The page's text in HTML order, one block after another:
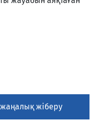
жіберу